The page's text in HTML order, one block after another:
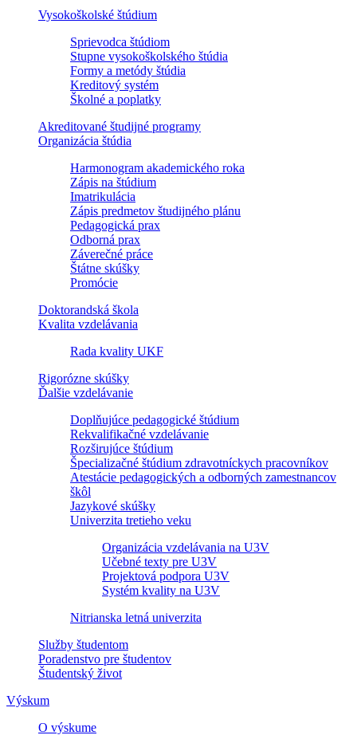
Vysokoškolské štúdium
Sprievodca štúdiom
Stupne vysokoškolského štúdia
Formy a metódy štúdia
Kreditový systém
Školné a poplatky
Akreditované študijné programy
Organizácia štúdia
Harmonogram akademického roka
Zápis na štúdium
Imatrikulácia
Zápis predmetov študijného plánu
Pedagogická prax
Odborná prax
Záverečné práce
Štátne skúšky
Promócie
Doktorandská škola
Kvalita vzdelávania
Rada kvality UKF
Rigorózne skúšky
Ďalšie vzdelávanie
Doplňujúce pedagogické štúdium
Rekvalifikačné vzdelávanie
Rozširujúce štúdium
Špecializačné štúdium zdravotníckych pracovníkov
Atestácie pedagogických a odborných zamestnancov
škôl
Jazykové skúšky
Univerzita tretieho veku
Organizácia vzdelávania na U3V
Učebné texty pre U3V
Projektová podpora U3V
Systém kvality na U3V
Nitrianska letná univerzita
Služby študentom
Poradenstvo pre študentov
Študentský život
Výskum
O výskume